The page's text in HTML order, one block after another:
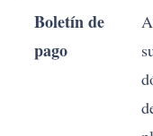
Boletín de
pago